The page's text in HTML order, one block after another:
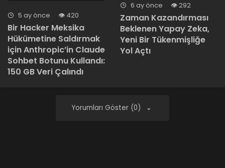
5 ay önce 420
Bir Hacker Meksika
Hükümetine Saldırmak
için Anthropic’in Claude
Sohbet Botunu Kullandı:
150 GB Veri Çalındı
6 ay önce 292
Zaman Kazandırması
Beklenen Yapay Zeka,
Yeni Bir Tükenmişliğe
Yol Açtı
Yorumları Göster (0)